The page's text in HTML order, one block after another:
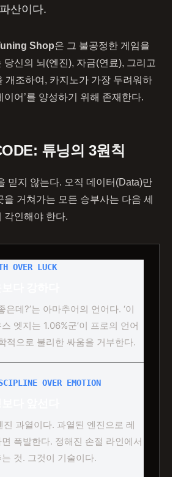
산이다.
Shop은 그 불공정한 게임을
당신의 뇌(엔진), 자금(연료), 그리고
개조하여, 카지노가 가장 두려워하
이어’를 양성하기 위해 존재한다.
튜닝의 3원칙
믿지 않는다. 오직 데이터(Data)만
을 거쳐가는 모든 승부사는 다음 세
각인해야 한다.
OVER LUCK
은데?’는 아마추어의 언어다. ‘이
엣지는 1.06%군’이 프로의 언어
적으로 불리한 싸움을 거부한다.
OVER EMOTION
과열이다. 과열된 엔진으로 레
폭발한다. 정해진 손절 라인에서
것. 그것이 기술이다.